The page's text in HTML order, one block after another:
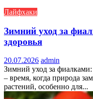
Лайфхаки
Зимний уход за
здоровья
20.07.2026 admin
Зимний уход за фиалками:
– время, когда природа
растений, особенно для...